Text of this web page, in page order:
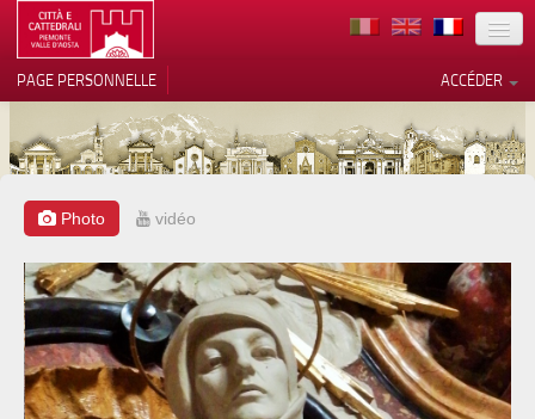
TERRITOIRE
ARCHITECTURE
MUSÉES
ITINÉRAIRES
EVÉNEMENTS
ACCUEIL
BÉNÉVOLES
ACCÉDER
PAGE PERSONNELLE
Photo vidéo
Notification lors de la collecte
Vos choix en matière de